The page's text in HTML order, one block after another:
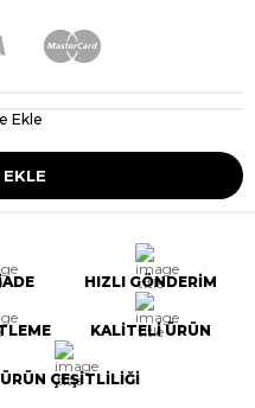
Ekle
HIZLI GÖNDERİM
KALİTELİ ÜRÜN
ÜRÜN ÇEŞİTLİLİĞİ